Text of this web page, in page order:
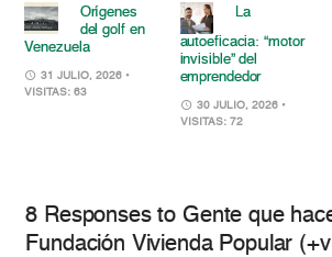
Orígenes
del golf en
Venezuela
31 JULIO, 2026 •
VISITAS: 63
La
autoeficacia: “motor
invisible” del
emprendedor
30 JULIO, 2026 •
VISITAS: 72
8 Responses to Gente que
Fundación Vivienda Popular